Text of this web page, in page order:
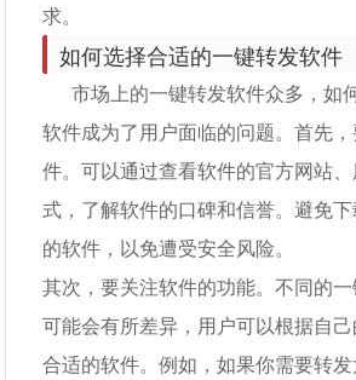
求。
如何选择合适的一键转发软件
市场上的一键转发软件众多，如
软件成为了用户面临的问题。首先
件。可以通过查看软件的官方网站
式，了解软件的口碑和信誉。避免
的软件，以免遭受安全风险。
其次，要关注软件的功能。不同的
可能会有所差异，用户可以根据自
合适的软件。例如，如果你需要转